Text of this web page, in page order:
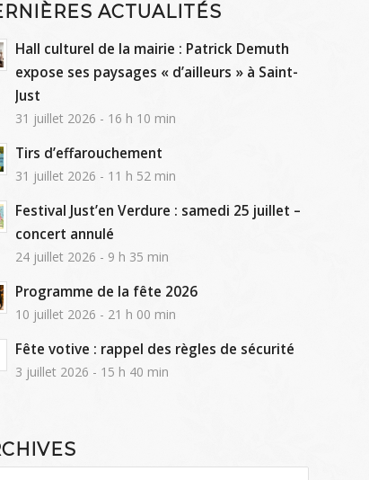
ACTUALITÉS
Hall culturel de la mairie : Patrick Demuth
expose ses paysages « d’ailleurs » à Saint-
Just
31 juillet 2026 - 16 h 10 min
Tirs d’effarouchement
31 juillet 2026 - 11 h 52 min
Festival Just’en Verdure : samedi 25 juillet –
concert annulé
24 juillet 2026 - 9 h 35 min
Programme de la fête 2026
10 juillet 2026 - 21 h 00 min
Fête votive : rappel des règles de sécurité
3 juillet 2026 - 15 h 40 min